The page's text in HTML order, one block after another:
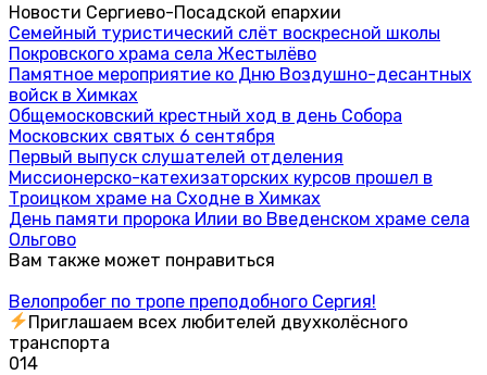
Новости Сергиево-Посадской епархии
Семейный туристический слёт воскресной школы
Покровского храма села Жестылёво
Памятное мероприятие ко Дню Воздушно-десантных
войск в Химках
Общемосковский крестный ход в день Собора
Московских святых 6 сентября
Первый выпуск слушателей отделения
Миссионерско-катехизаторских курсов прошел в
Троицком храме на Сходне в Химках
День памяти пророка Илии во Введенском храме села
Ольгово
Вам также может понравиться
Велопробег по тропе преподобного Сергия!
Приглашаем всех любителей двухколёсного
транспорта
014